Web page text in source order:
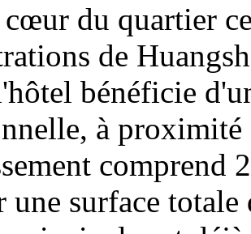
du quartier
de
bénéficie
à
comprend
une surface